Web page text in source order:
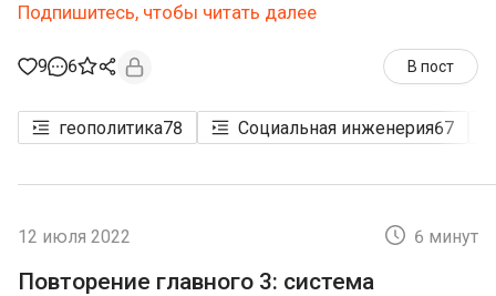
Подпишитесь, чтобы читать далее
9 6 В пост
геополитика78 Социальная инженерия67
12 июля 2022 6 минут
Повторение главного 3: система